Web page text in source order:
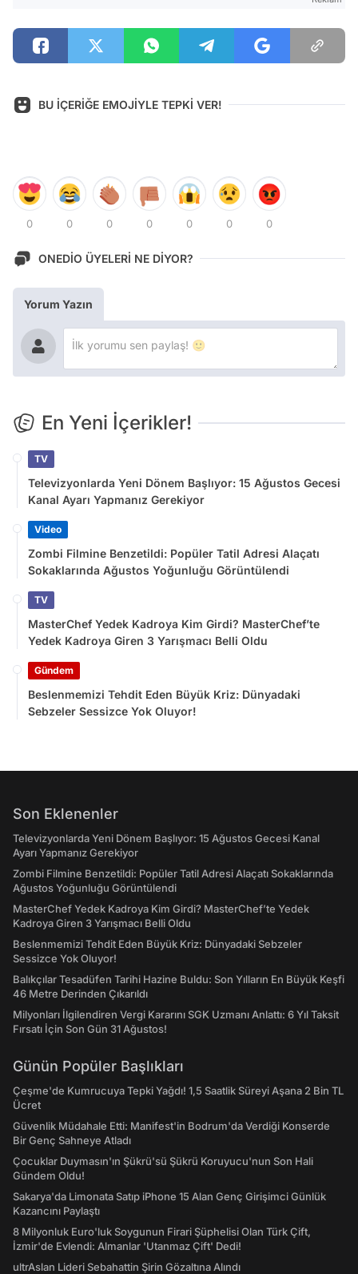
BU İÇERİĞE EMOJİYLE TEPKİ VER!
0 0 0 0 0 0 0
ONEDİO ÜYELERİ NE DİYOR?
Yorum Yazın
En Yeni İçerikler!
TV
Televizyonlarda Yeni Dönem Başlıyor: 15 Ağustos Gecesi
Kanal Ayarı Yapmanız Gerekiyor
Video
Zombi Filmine Benzetildi: Popüler Tatil Adresi Alaçatı
Sokaklarında Ağustos Yoğunluğu Görüntülendi
TV
MasterChef Yedek Kadroya Kim Girdi? MasterChef’te
Yedek Kadroya Giren 3 Yarışmacı Belli Oldu
Gündem
Beslenmemizi Tehdit Eden Büyük Kriz: Dünyadaki
Sebzeler Sessizce Yok Oluyor!
Son Eklenenler
Televizyonlarda Yeni Dönem Başlıyor: 15 Ağustos Gecesi Kanal
Ayarı Yapmanız Gerekiyor
Zombi Filmine Benzetildi: Popüler Tatil Adresi Alaçatı Sokaklarında
Ağustos Yoğunluğu Görüntülendi
MasterChef Yedek Kadroya Kim Girdi? MasterChef’te Yedek
Kadroya Giren 3 Yarışmacı Belli Oldu
Beslenmemizi Tehdit Eden Büyük Kriz: Dünyadaki Sebzeler
Sessizce Yok Oluyor!
Balıkçılar Tesadüfen Tarihi Hazine Buldu: Son Yılların En Büyük Keşfi
46 Metre Derinden Çıkarıldı
Milyonları İlgilendiren Vergi Kararını SGK Uzmanı Anlattı: 6 Yıl Taksit
Fırsatı İçin Son Gün 31 Ağustos!
Günün Popüler Başlıkları
Çeşme'de Kumrucuya Tepki Yağdı! 1,5 Saatlik Süreyi Aşana 2 Bin TL
Ücret
Güvenlik Müdahale Etti: Manifest'in Bodrum'da Verdiği Konserde
Bir Genç Sahneye Atladı
Çocuklar Duymasın'ın Şükrü'sü Şükrü Koruyucu'nun Son Hali
Gündem Oldu!
Sakarya'da Limonata Satıp iPhone 15 Alan Genç Girişimci Günlük
Kazancını Paylaştı
8 Milyonluk Euro'luk Soygunun Firari Şüphelisi Olan Türk Çift,
İzmir'de Evlendi: Almanlar 'Utanmaz Çift' Dedi!
ultrAslan Lideri Sebahattin Şirin Gözaltına Alındı